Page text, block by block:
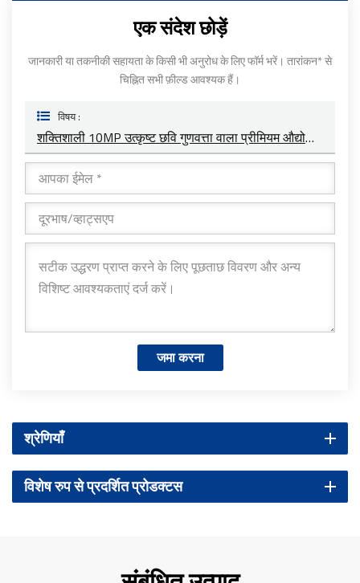
एक संदेश छोड़ें
जानकारी या तकनीकी सहायता के किसी भी अनुरोध के लिए फॉर्म भरें। तारांकन* से
चिह्नित सभी फ़ील्ड आवश्यक हैं।
विषय :
शक्तिशाली 10MP उत्कृष्ट छवि गुणवत्ता वाला प्रीमियम औद्योगिक कैमरा लेंस YT-4853
जमा करना
श्रेणियाँ
विशेष रुप से प्रदर्शित प्रोडक्टस